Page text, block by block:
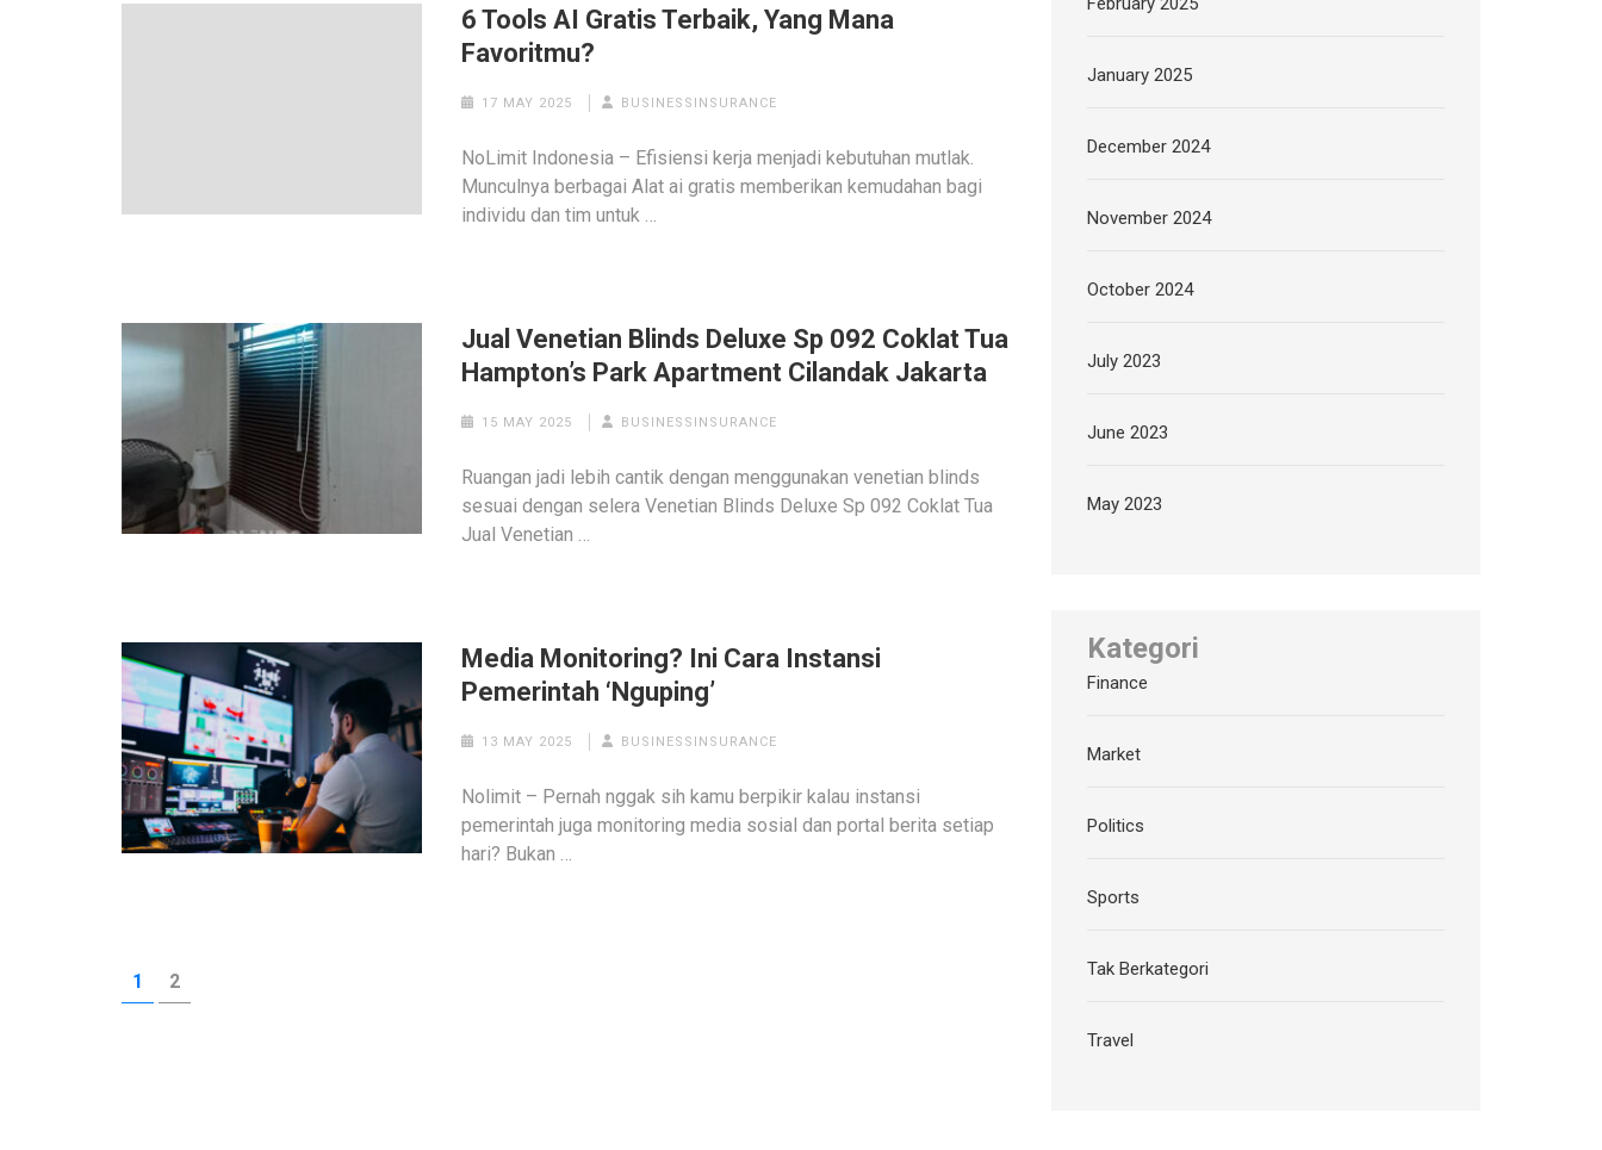
6 Tools AI Gratis Terbaik, Yang Mana
Favoritmu?
17 MAY 2025 BUSINESSINSURANCE
NoLimit Indonesia – Efisiensi kerja menjadi kebutuhan mutlak.
Munculnya berbagai Alat ai gratis memberikan kemudahan bagi
individu dan tim untuk …
Jual Venetian Blinds Deluxe Sp 092 Coklat Tua
Hampton’s Park Apartment Cilandak Jakarta
15 MAY 2025 BUSINESSINSURANCE
Ruangan jadi lebih cantik dengan menggunakan venetian blinds
sesuai dengan selera Venetian Blinds Deluxe Sp 092 Coklat Tua
Jual Venetian …
Media Monitoring? Ini Cara Instansi
Pemerintah ‘Nguping’
13 MAY 2025 BUSINESSINSURANCE
Nolimit – Pernah nggak sih kamu berpikir kalau instansi
pemerintah juga monitoring media sosial dan portal berita setiap
hari? Bukan …
Posts
pagination
PAGE
1 PAGE
2
January 2025
December 2024
November 2024
October 2024
July 2023
June 2023
May 2023
Kategori
Finance
Market
Politics
Sports
Tak Berkategori
Travel